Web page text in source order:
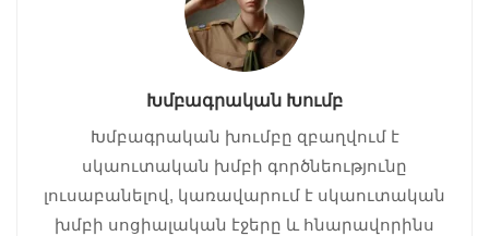
Խմբագրական Խումբ
Խմբագրական խումբը զբաղվում է
սկաուտական խմբի գործնեությունը
լուսաբանելով, կառավարում է սկաուտական
խմբի սոցիալական էջերը և հնարավորինս